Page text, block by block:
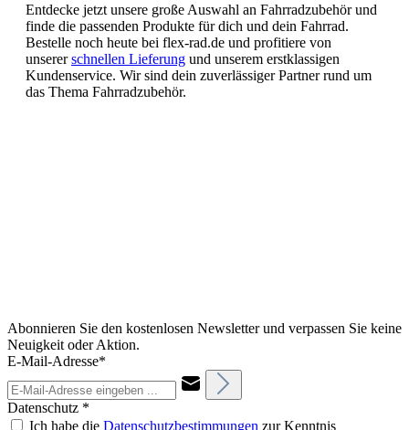
Entdecke jetzt unsere große Auswahl an Fahrradzubehör und
finde die passenden Produkte für dich und dein Fahrrad.
Bestelle noch heute bei flex-rad.de und profitiere von
unsererschnellen Lieferung und unserem erstklassigen
Kundenservice. Wir sind dein zuverlässiger Partner rund um
das Thema Fahrradzubehör.
Abonnieren Sie den kostenlosen Newsletter und verpassen Sie keine
Neuigkeit oder Aktion.
E-Mail-Adresse*
Datenschutz *
Ich habe die Datenschutzbestimmungen zur Kenntnis